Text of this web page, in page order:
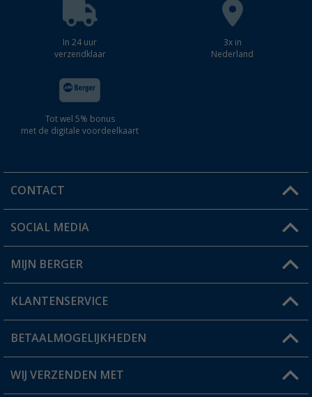
In 24 uur
verzendklaar
3x in
Nederland
Tot wel 5% bonus
met de digitale voordeelkaart
CONTACT
Een vraag?
Winkel vinden
SOCIAL MEDIA
MIJN BERGER
Mijn account
Status bestelling
Verlanglijstje
KLANTENSERVICE
FAQ & Contact
Verzendinformatie
BETAALMOGELIJKHEDEN
WIJ VERZENDEN MET